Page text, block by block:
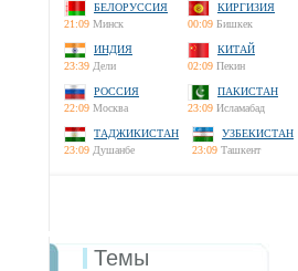
БЕЛОРУССИЯ
21:09 Минск
КИРГИЗИЯ
00:09 Бишкек
ИНДИЯ
23:39 Дели
КИТАЙ
02:09 Пекин
РОССИЯ
22:09 Москва
ПАКИСТАН
23:09 Исламабад
ТАДЖИКИСТАН
23:09 Душанбе
УЗБЕКИСТАН
23:09 Ташкент
Темы